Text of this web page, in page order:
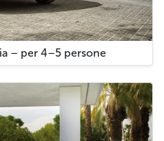
– per 4–5 persone